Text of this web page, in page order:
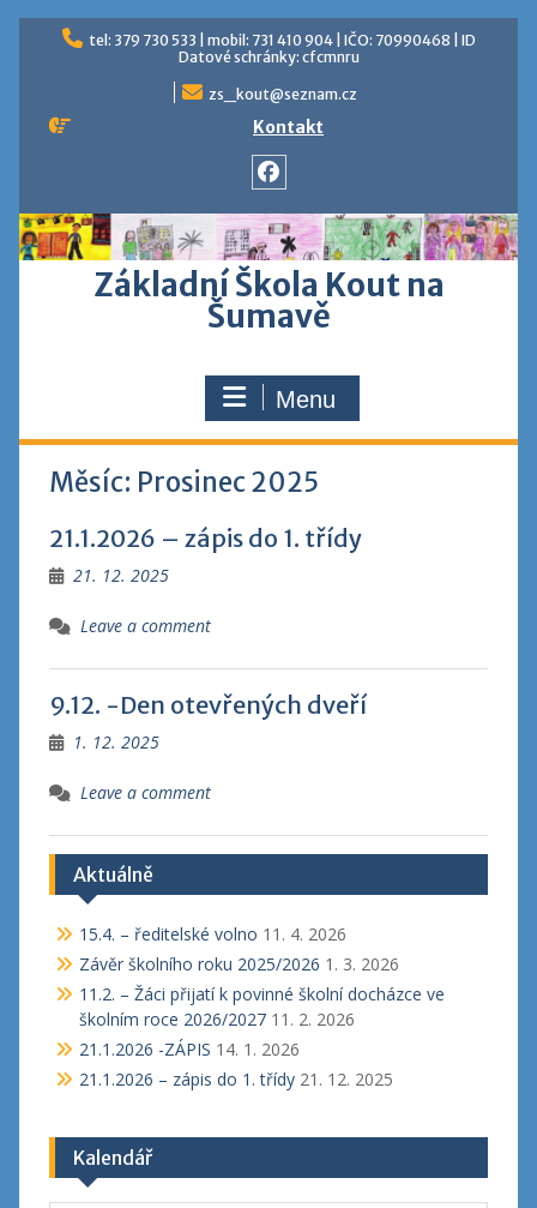
Skip
tel: 379 730 533 | mobil: 731 410 904 | IČO: 70990468 | ID
Datové schránky: cfcmnru
zs_kout@seznam.cz
Kontakt
Základní Škola Kout na
Šumavě
Menu
Měsíc: Prosinec 2025
21.1.2026 – zápis do 1. třídy
21. 12. 2025
Leave a comment
9.12. -Den otevřených dveří
1. 12. 2025
Leave a comment
Aktuálně
15.4. – ředitelské volno 11. 4. 2026
Závěr školního roku 2025/2026 1. 3. 2026
11.2. – Žáci přijatí k povinné školní docházce ve
školním roce 2026/2027 11. 2. 2026
21.1.2026 -ZÁPIS 14. 1. 2026
21.1.2026 – zápis do 1. třídy 21. 12. 2025
Kalendář